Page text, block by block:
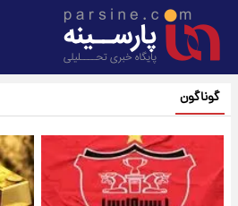
گوناگون